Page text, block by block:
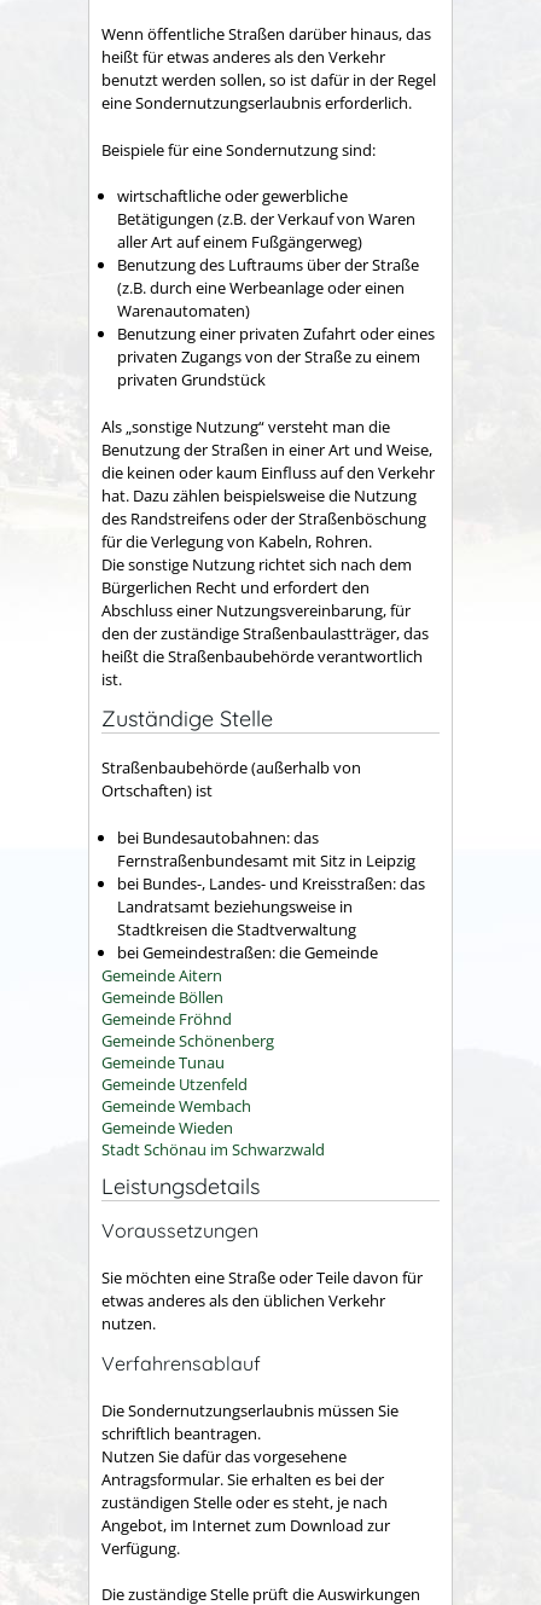
Wenn öffentliche Straßen darüber hinaus, das
heißt für etwas anderes als den Verkehr
benutzt werden sollen, so ist dafür in der Regel
eine Sondernutzungserlaubnis erforderlich.
Beispiele für eine Sondernutzung sind:
wirtschaftliche oder gewerbliche
Betätigungen (z.B. der Verkauf von Waren
aller Art auf einem Fußgängerweg)
Benutzung des Luftraums über der Straße
(z.B. durch eine Werbeanlage oder einen
Warenautomaten)
Benutzung einer privaten Zufahrt oder eines
privaten Zugangs von der Straße zu einem
privaten Grundstück
Als „sonstige Nutzung“ versteht man die
Benutzung der Straßen in einer Art und Weise,
die keinen oder kaum Einfluss auf den Verkehr
hat. Dazu zählen beispielsweise die Nutzung
des Randstreifens oder der Straßenböschung
für die Verlegung von Kabeln, Rohren.
Die sonstige Nutzung richtet sich nach dem
Bürgerlichen Recht und erfordert den
Abschluss einer Nutzungsvereinbarung, für
den der zuständige Straßenbaulastträger, das
heißt die Straßenbaubehörde verantwortlich
ist.
Zuständige Stelle
Straßenbaubehörde (außerhalb von
Ortschaften) ist
bei Bundesautobahnen: das
Fernstraßenbundesamt mit Sitz in Leipzig
bei Bundes-, Landes- und Kreisstraßen: das
Landratsamt beziehungsweise in
Stadtkreisen die Stadtverwaltung
bei Gemeindestraßen: die Gemeinde
Gemeinde Aitern
Gemeinde Böllen
Gemeinde Fröhnd
Gemeinde Schönenberg
Gemeinde Tunau
Gemeinde Utzenfeld
Gemeinde Wembach
Gemeinde Wieden
Stadt Schönau im Schwarzwald
Leistungsdetails
Voraussetzungen
Sie möchten eine Straße oder Teile davon für
etwas anderes als den üblichen Verkehr
nutzen.
Verfahrensablauf
Die Sondernutzungserlaubnis müssen Sie
schriftlich beantragen.
Nutzen Sie dafür das vorgesehene
Antragsformular. Sie erhalten es bei der
zuständigen Stelle oder es steht, je nach
Angebot, im Internet zum Download zur
Verfügung.
Die zuständige Stelle prüft die Auswirkungen